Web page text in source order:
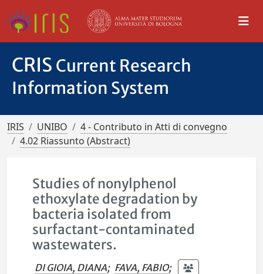
CRIS Current Research
Information System
IRIS UNIBO
4 - Contributo in Atti di convegno
4.02 Riassunto (Abstract)
Studies of nonylphenol
ethoxylate degradation by
bacteria isolated from
surfactant-contaminated
wastewaters.
DI GIOIA, DIANA; FAVA, FABIO;